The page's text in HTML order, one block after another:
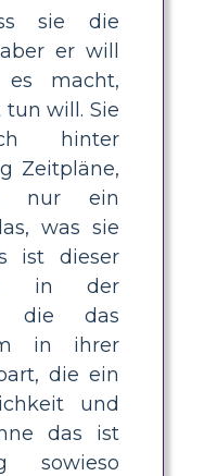
sie die
er will
macht,
will. Sie
hinter
Zeitpläne,
nur ein
was sie
ist dieser
in der
die das
in ihrer
die ein
und
das ist
sowieso